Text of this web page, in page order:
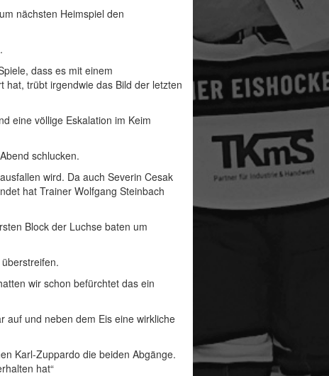
nächsten Heimspiel den
dass es mit einem
hat, trübt irgendwie das Bild der letzten
eine völlige Eskalation im Keim
schlucken.
wird. Da auch Severin Cesak
hat Trainer Wolfgang Steinbach
Block der Luchse baten um
wir schon befürchtet das ein
auf und neben dem Eis eine wirkliche
Karl-Zuppardo die beiden Abgänge.
hat“